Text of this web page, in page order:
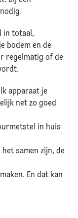
in totaal,
bodem en de
regelmatig of de
apparaat je
net zo goed
in huis
samen zijn, de
En dat kan